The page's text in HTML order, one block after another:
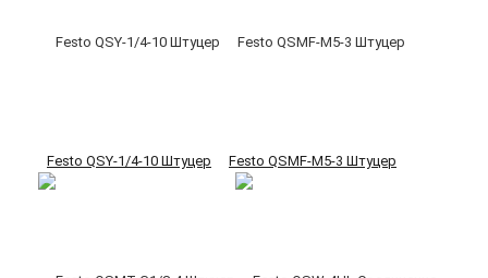
Festo QSY-1/4-10 Штуцер Festo QSMF-M5-3 Штуцер